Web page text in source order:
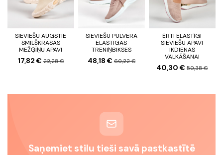
SIEVIEŠU AUGSTIE
SMILŠKRĀSAS
MEŽĢĪŅU APAVI
17,82 € 22,28 €
SIEVIEŠU PULVERA
ELASTĪGĀS
TRENIŅBIKSES
48,18 € 60,22 €
ĒRTI ELASTĪGI
SIEVIEŠU APAVI
IKDIENAS
VALKĀŠANAI
40,30 €50,38 €
Saņemiet stilu tieši savā pastkastītē